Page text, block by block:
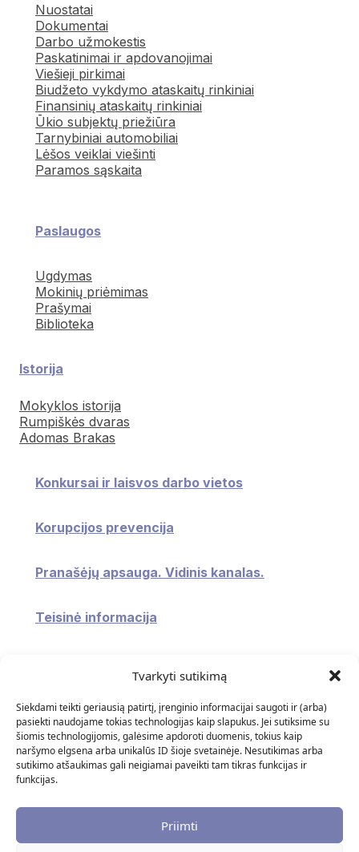
Tvarkyti sutikimą
Siekdami teikti geriausią patirtį, įrenginio informacijai saugoti ir (arba)
pasiekti naudojame tokias technologijas kaip slapukus. Jei sutiksime su
šiomis technologijomis, galėsime apdoroti duomenis, tokius kaip
naršymo elgsena arba unikalūs ID šioje svetainėje. Nesutikimas arba
sutikimo atšaukimas gali neigiamai paveikti tam tikras funkcijas ir
funkcijas.
Priimti
Nuostatai
Dokumentai
Darbo užmokestis
Paskatinimai ir apdovanojimai
Viešieji pirkimai
Biudžeto vykdymo ataskaitų rinkiniai
Finansinių ataskaitų rinkiniai
Ūkio subjektų priežiūra
Tarnybiniai automobiliai
Lėšos veiklai viešinti
Paramos sąskaita
Paslaugos
Ugdymas
Mokinių priėmimas
Prašymai
Biblioteka
Istorija
Mokyklos istorija
Rumpiškės dvaras
Adomas Brakas
Konkursai ir laisvos darbo vietos
Korupcijos prevencija
Pranašėjų apsauga. Vidinis kanalas.
Teisinė informacija
Atviri duomenys
Naudingos nuorodos